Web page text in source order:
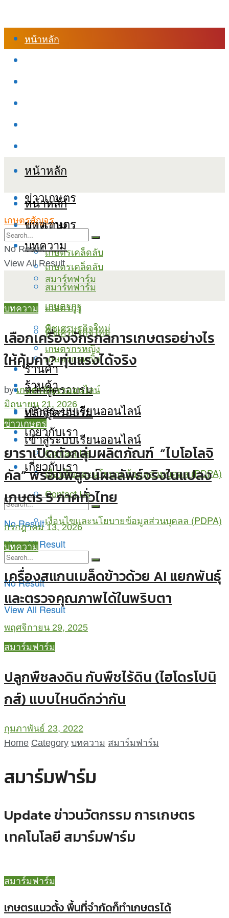
หน้าหลัก
หน้าหลัก
ข่าวเกษตร
บทความ
เกษตรเคล็ดลับ
สมาร์ทฟาร์ม
เกษตรกูรู
พืชเศรษฐกิจใหม่
เกษตรกรหญิง
ร้านค้า
หลักสูตรอบรม
เข้าสู่ระบบเรียนออนไลน์
เกี่ยวกับเรา
Contact Us
เงื่อนไขและนโยบายข้อมูลส่วนบุคลล (PDPA)
No Result
View All Result
หน้าหลัก
ข่าวเกษตร
บทความ
เกษตรเคล็ดลับ
สมาร์ทฟาร์ม
เกษตรกูรู
พืชเศรษฐกิจใหม่
เกษตรกรหญิง
ร้านค้า
หลักสูตรอบรม
เข้าสู่ระบบเรียนออนไลน์
เกี่ยวกับเรา
Contact Us
เงื่อนไขและนโยบายข้อมูลส่วนบุคลล (PDPA)
No Result
View All Result
เกษตรสัญจร
No Result
View All Result
บทความ
เลือกเครื่องจักรกลการเกษตรอย่างไร
ให้คุ้มค่า? ทุ่นแรงได้จริง
by เกษตรสัญจรออนไลน์
มิถุนายน 21, 2026
ข่าวเกษตร
ยาราเปิดตัวกลุ่มผลิตภัณฑ์ “ไบโอโลจิ
คัล” พร้อมพิสูจน์ผลลัพธ์จริงในแปลง
เกษตร 5 ภาคทั่วไทย
กรกฎาคม 13, 2026
บทความ
เครื่องสแกนเมล็ดข้าวด้วย AI แยกพันธุ์
และตรวจคุณภาพได้ในพริบตา
พฤศจิกายน 29, 2025
สมาร์มฟาร์ม
ปลูกพืชลงดิน กับพืชไร้ดิน (ไฮโดรโปนิ
กส์) แบบไหนดีกว่ากัน
กุมภาพันธ์ 23, 2022
Home Category บทความ สมาร์มฟาร์ม
สมาร์มฟาร์ม
Update ข่าวนวัตกรรม การเกษตร
เทคโนโลยี สมาร์มฟาร์ม
สมาร์มฟาร์ม
เกษตรแนวตั้ง พื้นที่จำกัดก็ทำเกษตรได้